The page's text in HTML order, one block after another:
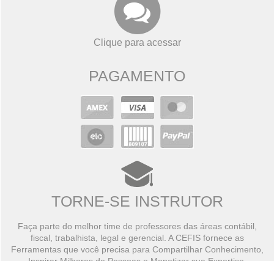
Clique para acessar
PAGAMENTO
TORNE-SE INSTRUTOR
Faça parte do melhor time de professores das áreas contábil,
fiscal, trabalhista, legal e gerencial. A CEFIS fornece as
Ferramentas que você precisa para Compartilhar Conhecimento,